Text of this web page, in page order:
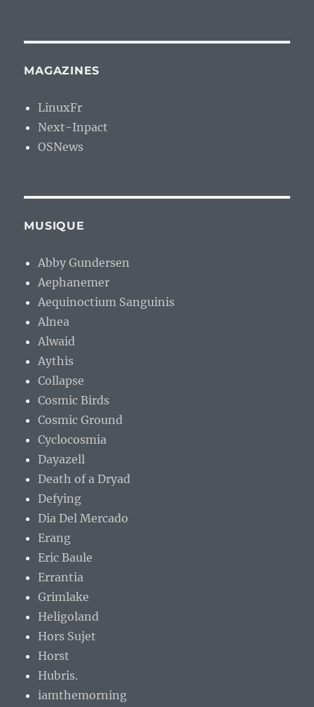
MAGAZINES
LinuxFr
Next-Inpact
OSNews
MUSIQUE
Abby Gundersen
Aephanemer
Aequinoctium Sanguinis
Alnea
Alwaid
Aythis
Collapse
Cosmic Birds
Cosmic Ground
Cyclocosmia
Dayazell
Death of a Dryad
Defying
Dia Del Mercado
Erang
Eric Baule
Errantia
Grimlake
Heligoland
Hors Sujet
Horst
Hubris.
iamthemorning